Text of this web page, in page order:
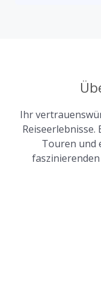
Ihr
Reiseerlebnisse.
Touren und